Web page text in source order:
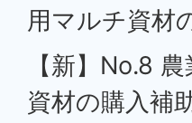
用マルチ資材
【新】No.8
資材の購入補助